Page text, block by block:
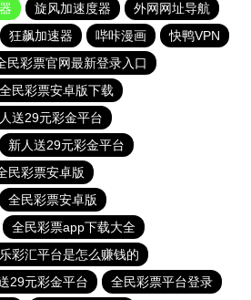
旋风加速度器
外网网址导航
狂飙加速器 哔咔漫画
快鸭VPN
民彩票官网最新登录入口
全民彩票安卓版下载
送29元彩金平台
新人送29元彩金平台
民彩票安卓版
全民彩票安卓版
全民彩票app下载大全
乐彩汇平台是怎么赚钱的
29元彩金平台
全民彩票平台登录